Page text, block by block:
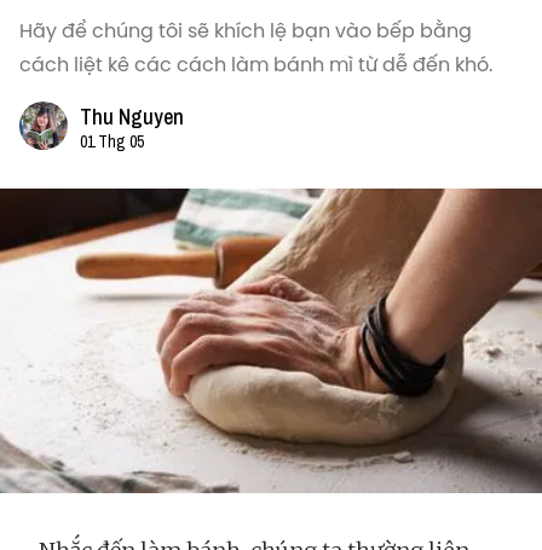
Hãy để chúng tôi sẽ khích lệ bạn vào bếp bằng
cách liệt kê các cách làm bánh mì từ dễ đến khó.
Thu Nguyen
01 Thg 05